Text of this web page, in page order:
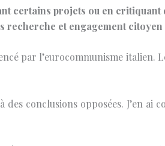
certains projets ou en
recherche et engagement citoyen
par l’eurocommunisme italien.
conclusions opposées. J’en ai